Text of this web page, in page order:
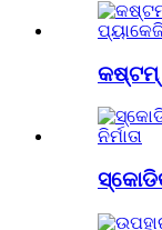
କଷ୍ଟମ୍